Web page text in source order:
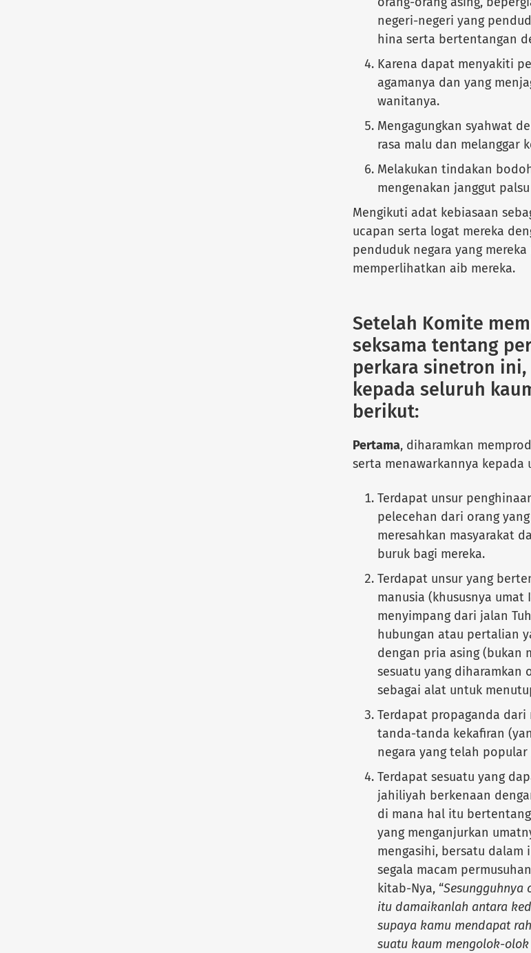
negeri-negeri yang
hina serta bertentangan
Karena dapat menyakiti
agamanya dan yang
wanitanya.
Mengagungkan syahwat
rasa malu dan melanggar
Melakukan tindakan
mengenakan janggut
Mengikuti adat kebiasaan
ucapan serta logat mereka
penduduk negara yang
memperlihatkan aib mereka.
Setelah Komite
seksama tentang
perkara sinetron
kepada seluruh
berikut:
Pertama, diharamkan
serta menawarkannya
Terdapat unsur
pelecehan dari orang
meresahkan masyarakat
buruk bagi mereka.
Terdapat unsur yang
manusia (khususnya
menyimpang dari jalan
hubungan atau pertalian
dengan pria asing (bukan
sesuatu yang diharamkan
sebagai alat untuk
Terdapat propaganda
tanda-tanda kekafiran
negara yang telah
Terdapat sesuatu yang
jahiliyah berkenaan
di mana hal itu
yang menganjurkan
mengasihi, bersatu dalam
segala macam
kitab-Nya, “Sesungguhnya
itu damaikanlah antara
supaya kamu mendapat
suatu kaum mengolok-